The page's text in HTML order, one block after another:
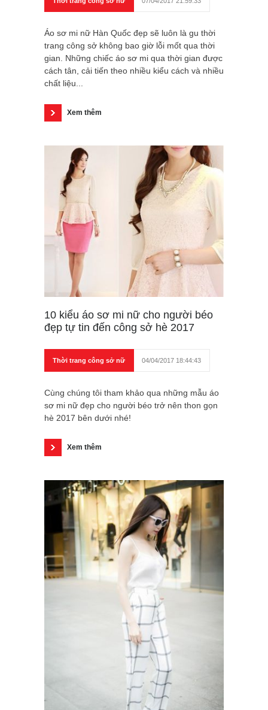
Áo sơ mi nữ Hàn Quốc đẹp sẽ luôn là gu thời
trang công sở không bao giờ lỗi mốt qua thời
gian. Những chiếc áo sơ mi qua thời gian được
cách tân, cải tiến theo nhiều kiểu cách và nhiều
chất liệu...
Xem thêm
10 kiểu áo sơ mi nữ cho người béo
đẹp tự tin đến công sở hè 2017
Thời trang công sở nữ 04/04/2017 18:44:43
Cùng chúng tôi tham khảo qua những mẫu áo
sơ mi nữ đẹp cho người béo trở nên thon gọn
hè 2017 bên dưới nhé!
Xem thêm